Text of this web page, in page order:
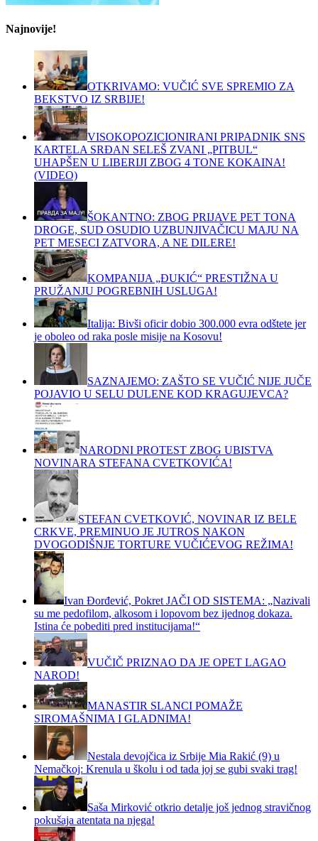
Najnovije!
OTKRIVAMO: VUČIĆ SVE SPREMIO ZA
BEKSTVO IZ SRBIJE!
VISOKOPOZICIONIRANI PRIPADNIK SNS
KARTELA SRĐAN SELEŠ ZVANI „PITBUL“
UHAPŠEN U LIBERIJI ZBOG 4 TONE KOKAINA!
(VIDEO)
ŠOKANTNO: ZBOG PRIJAVE PET TONA
DROGE, SUD OSUDIO UZBUNJIVAČICU MAJU NA
PET MESECI ZATVORA, A NE DILERE!
KOMPANIJA „ĐUKIĆ“ PRESTIŽNA U
PRUŽANJU POGREBNIH USLUGA!
Italija: Bivši oficir dobio 300.000 evra odštete jer
je oboleo od raka posle misije na Kosovu!
SAZNAJEMO: ZAŠTO SE VUČIĆ NIJE JUČE
POJAVIO U SELU DULENE KOD KRAGUJEVCA?
NARODNI PROTEST ZBOG UBISTVA
NOVINARA STEFANA CVETKOVIĆA!
STEFAN CVETKOVIĆ, NOVINAR IZ BELE
CRKVE, PREMINUO JE JUTROS NAKON
DVOGODIŠNJE TORTURE VUČIĆEVOG REŽIMA!
Ivan Đorđević, Pokret JAČI OD SISTEMA: „Nazivali
su me pedofilom, alkosom i lopovom bez ijednog dokaza.
Istina će pobediti pred institucijama!“
VUČIČ PRIZNAO DA JE OPET LAGAO
NAROD!
MANASTIR SLANCI POMAŽE
SIROMAŠNIMA I GLADNIMA!
Nestala devojčica iz Srbije Mia Rakić (9) u
Nemačkoj: Krenula u školu i od tada joj se gubi svaki trag!
Saša Mirković otkrio detalje još jednog stravičnog
pokušaja atentata na njega!